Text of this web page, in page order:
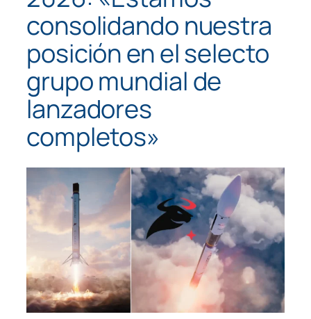
consolidando nuestra
posición en el selecto
grupo mundial de
lanzadores
completos»